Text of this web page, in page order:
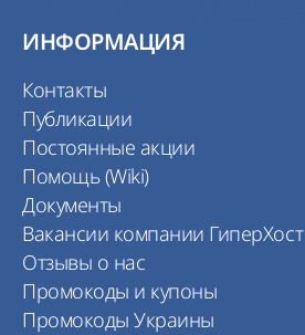
ИНФОРМАЦИЯ
Контакты
Публикации
Постоянные акции
Помощь (Wiki)
Документы
Вакансии компании ГиперХост
Отзывы о нас
Промокоды и купоны
Промокоды Украины